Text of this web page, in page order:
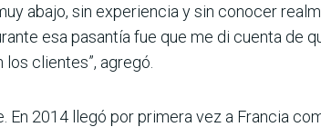
abajo, sin experiencia y sin conocer
esa pasantía fue que me di cuenta de
clientes”, agregó.
En 2014 llegó por primera vez a Francia